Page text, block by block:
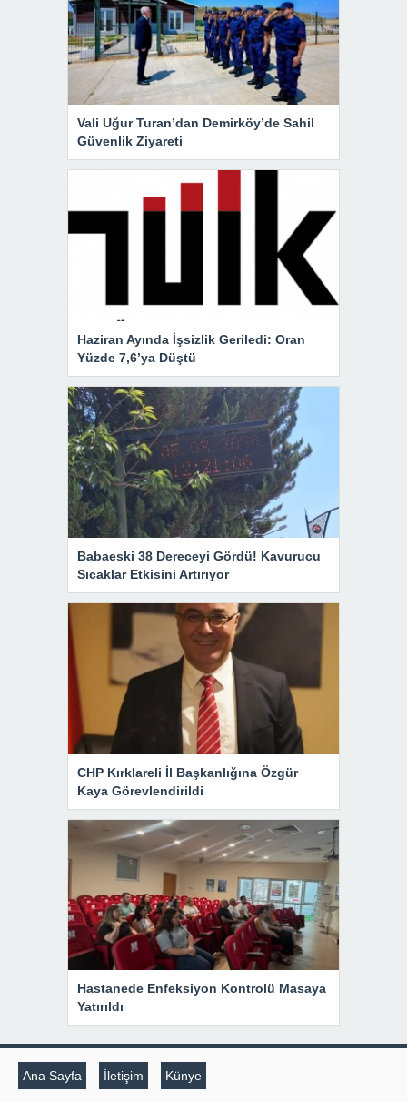
Vali Uğur Turan’dan Demirköy’de Sahil
Güvenlik Ziyareti
Haziran Ayında İşsizlik Geriledi: Oran
Yüzde 7,6’ya Düştü
Babaeski 38 Dereceyi Gördü! Kavurucu
Sıcaklar Etkisini Artırıyor
CHP Kırklareli İl Başkanlığına Özgür
Kaya Görevlendirildi
Hastanede Enfeksiyon Kontrolü Masaya
Yatırıldı
Ana Sayfa İletişim Künye